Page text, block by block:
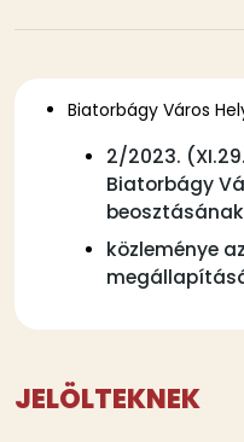
Biatorbágy Város
2/2023.
Biatorbágy
közleménye
JELÖLTEKNEK